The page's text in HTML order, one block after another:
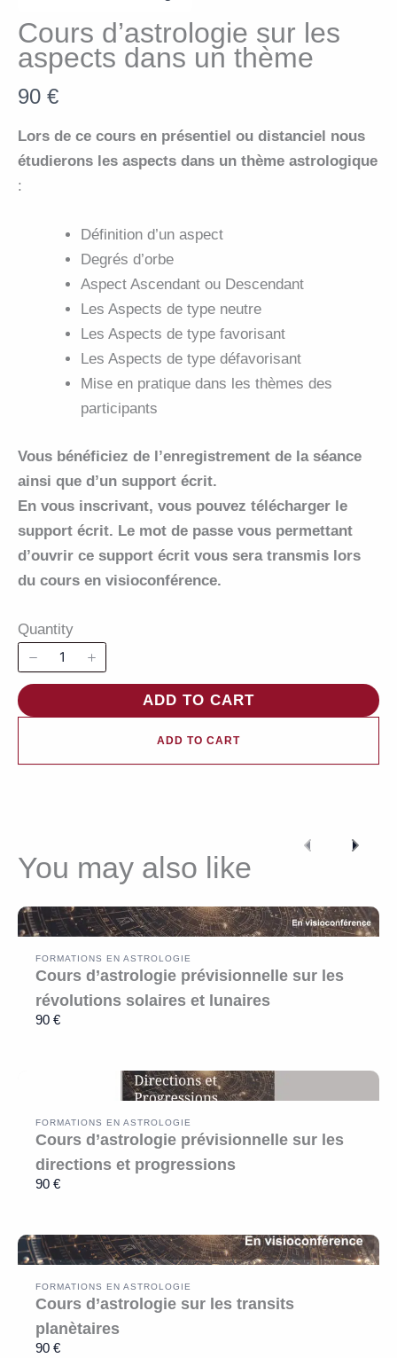
Cours d’astrologie sur les
aspects dans un thème
N
o
w
90 €
Lors de ce cours en présentiel ou distanciel nous
étudierons les aspects dans un thème astrologique
:
Définition d’un aspect
Degrés d’orbe
Aspect Ascendant ou Descendant
Les Aspects de type neutre
Les Aspects de type favorisant
Les Aspects de type défavorisant
Mise en pratique dans les thèmes des
participants
Vous bénéficiez de l’enregistrement de la séance
ainsi que d’un support écrit.
En vous inscrivant, vous pouvez télécharger le
support écrit. Le mot de passe vous permettant
d’ouvrir ce support écrit vous sera transmis lors
du cours en visioconférence.
Quantity
ADD TO CART
ADD TO CART
You may also like Previous
Next
FORMATIONS EN ASTROLOGIE
Cours d’astrologie prévisionnelle sur les
révolutions solaires et lunaires
90 €
FORMATIONS EN ASTROLOGIE
Cours d’astrologie prévisionnelle sur les
directions et progressions
90 €
FORMATIONS EN ASTROLOGIE
Cours d’astrologie sur les transits
planètaires
90 €